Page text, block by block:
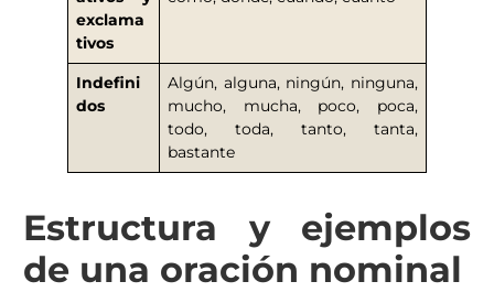
exclama
tivos
Indefini
dos
Algún, alguna, ningún, ninguna,
mucho, mucha, poco, poca,
todo, toda, tanto, tanta,
bastante
Estructura y ejemplos
de una oración nominal